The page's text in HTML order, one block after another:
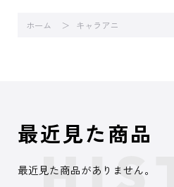
ホーム キャラアニ
最近見た商品
最近見た商品がありません。